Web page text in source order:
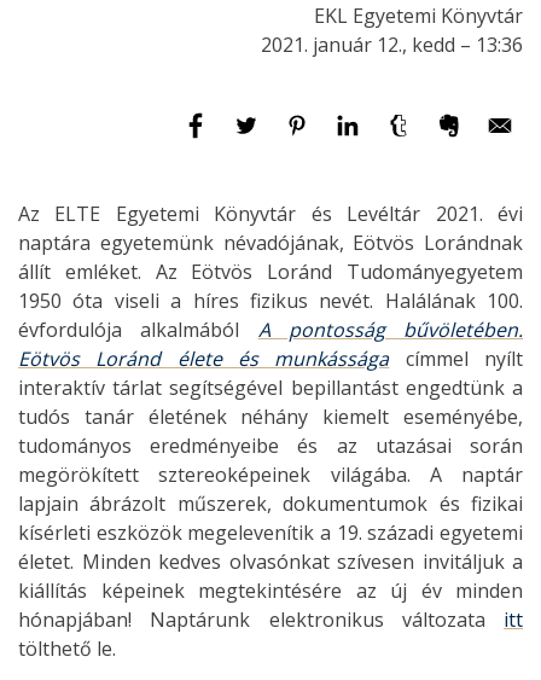
EKL Egyetemi Könyvtár
2021. január 12., kedd – 13:36
Az ELTE Egyetemi Könyvtár és Levéltár 2021. évi
naptára egyetemünk névadójának, Eötvös Lorándnak
állít emléket. Az Eötvös Loránd Tudományegyetem
1950 óta viseli a híres fizikus nevét. Halálának 100.
évfordulója alkalmából A pontosság bűvöletében.
Eötvös Loránd élete és munkásságacímmel nyílt
interaktív tárlat segítségével bepillantást engedtünk a
tudós tanár életének néhány kiemelt eseményébe,
tudományos eredményeibe és az utazásai során
megörökített sztereoképeinek világába. A naptár
lapjain ábrázolt műszerek, dokumentumok és fizikai
kísérleti eszközök megelevenítik a 19. századi egyetemi
életet. Minden kedves olvasónkat szívesen invitáljuk a
kiállítás képeinek megtekintésére az új év minden
hónapjában! Naptárunk elektronikus változata itt
tölthető le.